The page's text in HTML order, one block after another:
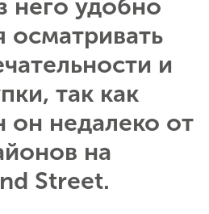
него удобно
осматривать
и
так как
он недалеко от
на
Street.